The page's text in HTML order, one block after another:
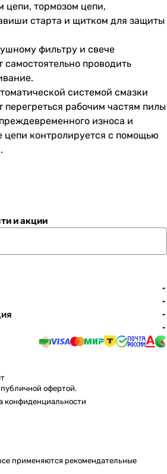
цепи, тормозом цепи,
старта и щитком для защиты
фильтру и свече
проводить
системой смазки
перегреться рабочим частям пилы
износа и
цепи контролируется с помощью
и акции
офертой.
конфиденциальности
применяются рекомендательные